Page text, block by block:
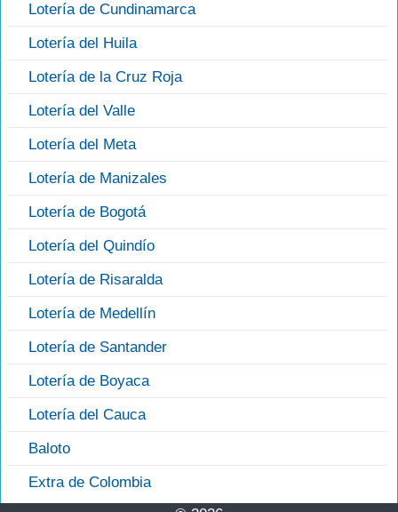
Lotería de Cundinamarca
Lotería del Huila
Lotería de la Cruz Roja
Lotería del Valle
Lotería del Meta
Lotería de Manizales
Lotería de Bogotá
Lotería del Quindío
Lotería de Risaralda
Lotería de Medellín
Lotería de Santander
Lotería de Boyaca
Lotería del Cauca
Baloto
Extra de Colombia